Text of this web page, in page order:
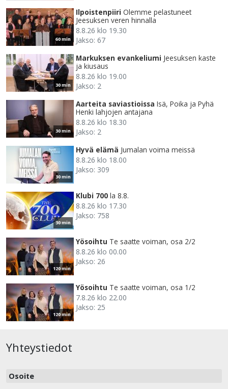
60 min
Ilpoistenpiiri Olemme pelastuneet
Jeesuksen veren hinnalla
8.8.26 klo 19.30
Jakso: 67
30 min
Markuksen evankeliumi Jeesuksen kaste
ja kiusaus
8.8.26 klo 19.00
Jakso: 2
30 min
Aarteita saviastioissa Isä, Poika ja Pyhä
Henki lahjojen antajana
8.8.26 klo 18.30
Jakso: 2
30 min
Hyvä elämä Jumalan voima meissä
8.8.26 klo 18.00
Jakso: 309
30 min
Klubi 700 la 8.8.
8.8.26 klo 17.30
Jakso: 758
120 min
Yösoihtu Te saatte voiman, osa 2/2
8.8.26 klo 00.00
Jakso: 26
120 min
Yösoihtu Te saatte voiman, osa 1/2
7.8.26 klo 22.00
Jakso: 25
Yhteystiedot
Osoite